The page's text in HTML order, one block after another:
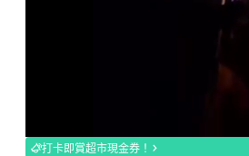
打卡即賞超市現金券！